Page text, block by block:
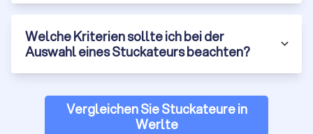
Welche Kriterien sollte ich bei der
Auswahl eines Stuckateurs beachten?
Vergleichen Sie Stuckateure in
Werlte